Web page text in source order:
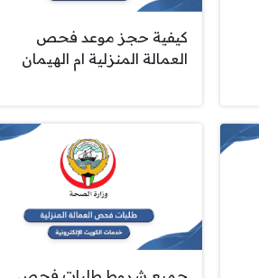
كيفية حجز موعد فحص
العمالة المنزلية ام الهيمان